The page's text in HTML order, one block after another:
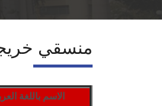
منسقي
الاسم باللغة